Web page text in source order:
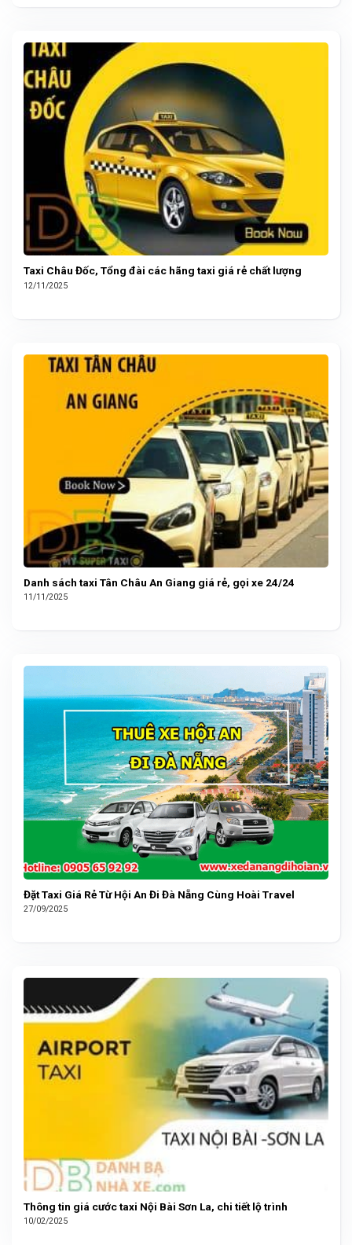
Taxi Châu Đốc, Tổng đài các hãng taxi giá rẻ chất lượng
12/11/2025
Danh sách taxi Tân Châu An Giang giá rẻ, gọi xe 24/24
11/11/2025
Đặt Taxi Giá Rẻ Từ Hội An Đi Đà Nẵng Cùng Hoài Travel
27/09/2025
Thông tin giá cước taxi Nội Bài Sơn La, chi tiết lộ trình
10/02/2025